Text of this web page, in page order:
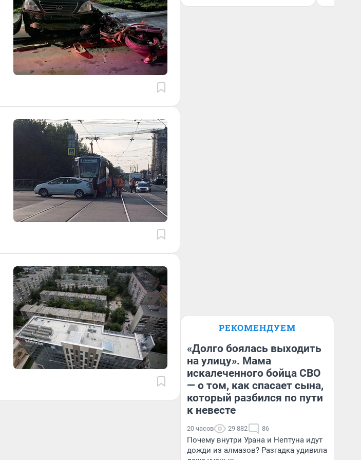
РЕКОМЕНДУЕМ
«Долго боялась выходить
на улицу». Мама
искалеченного бойца СВО
— о том, как спасает сына,
который разбился по пути
к невесте
20 часов 29 882 86
Почему внутри Урана и Нептуна идут
дожди из алмазов? Разгадка удивила